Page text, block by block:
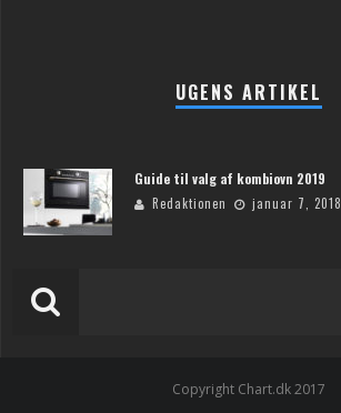
UGENS ARTIKEL
Guide til valg af kombiovn 2019
Redaktionen januar 7, 2018
Copyright Chart.dk 2017